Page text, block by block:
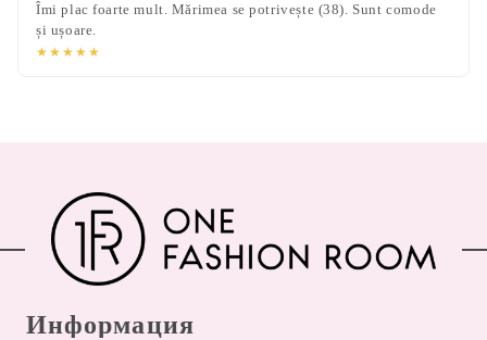
Îmi plac foarte mult. Mărimea se potrivește (38). Sunt comode
și ușoare.
★★★★★
Информация